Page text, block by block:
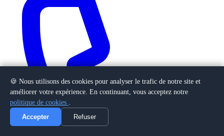
🍪 Nous utilisons des cookies pour analyser le trafic de notre site et
améliorer votre expérience. En continuant, vous acceptez notre
politique de cookies .
Accepter
Refuser